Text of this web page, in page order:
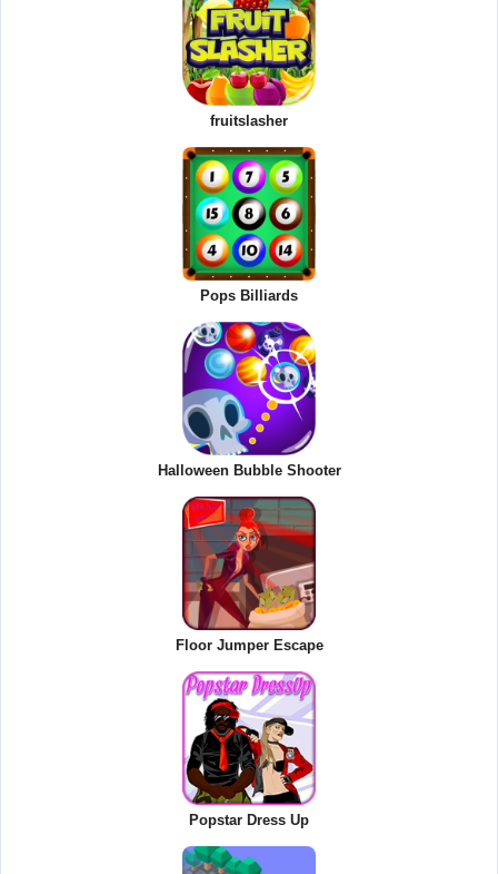
fruitslasher
Pops Billiards
Halloween Bubble Shooter
Floor Jumper Escape
Popstar Dress Up